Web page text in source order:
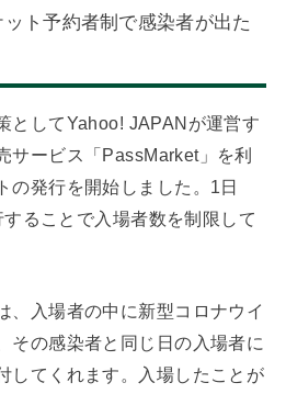
ト予約者制で感染者が出た
としてYahoo! JAPANが運営す
サービス「PassMarket」を利
の発行を開始しました。1日
ることで入場者数を制限して
、入場者の中に新型コロナウイ
その感染者と同じ日の入場者に
してくれます。入場したことが